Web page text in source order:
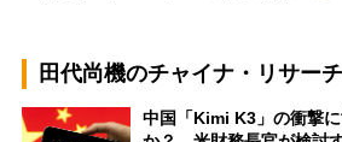
田代尚機のチャイナ・リサーチ
中国「Kimi K3」の衝撃